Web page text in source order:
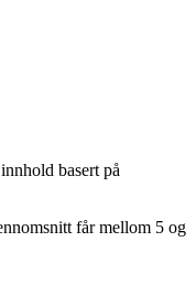
basert på
får mellom 5 og